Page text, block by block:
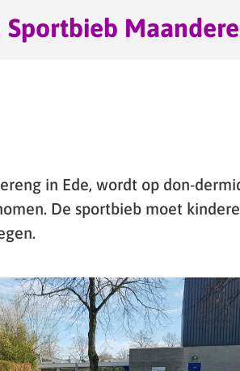
in Ede, wordt op don-
De sportbieb moet